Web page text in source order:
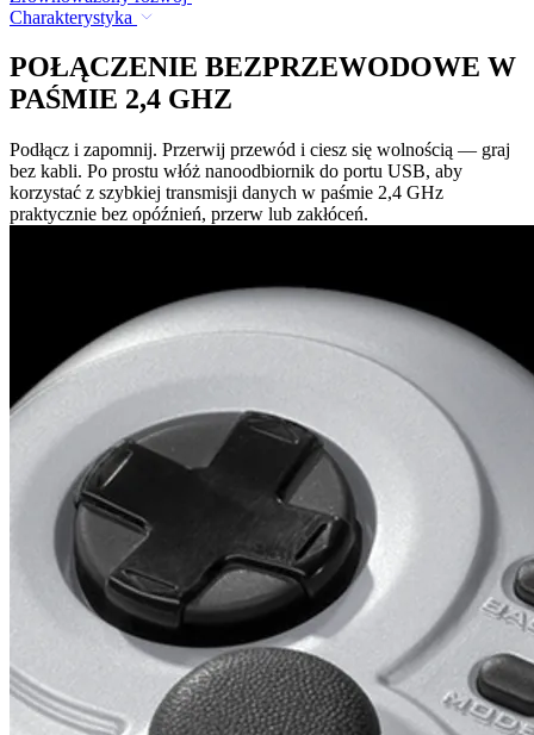
Charakterystyka
POŁĄCZENIE BEZPRZEWODOWE W
PAŚMIE 2,4 GHZ
Podłącz i zapomnij. Przerwij przewód i ciesz się wolnością — graj
bez kabli. Po prostu włóż nanoodbiornik do portu USB, aby
korzystać z szybkiej transmisji danych w paśmie 2,4 GHz
praktycznie bez opóźnień, przerw lub zakłóceń.